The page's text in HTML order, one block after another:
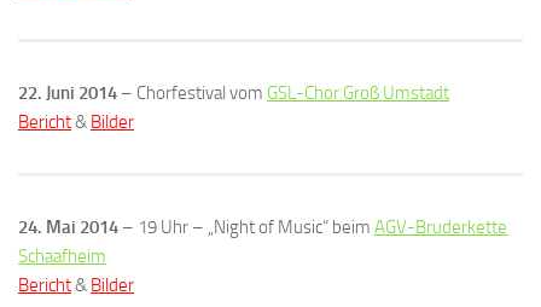
22. Juni 2014 – Chorfestival vom GSL-Chor Groß Umstadt
Bericht& Bilder
24. Mai 2014 – 19 Uhr – „Night of Music“ beim AGV-Bruderkette
Schaafheim
Bericht& Bilder